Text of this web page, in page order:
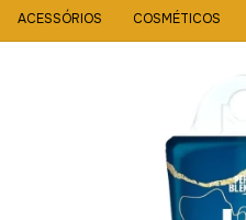
ACESSÓRIOS COSMÉTICOS